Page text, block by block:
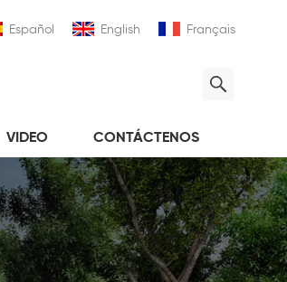
Español English Français
VIDEO CONTÁCTENOS